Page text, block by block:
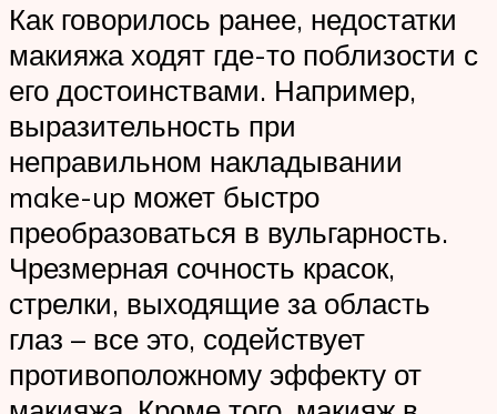
Как говорилось ранее, недостатки
макияжа ходят где-то поблизости с
его достоинствами. Например,
выразительность при
неправильном накладывании
make-up может быстро
преобразоваться в вульгарность.
Чрезмерная сочность красок,
стрелки, выходящие за область
глаз – все это, содействует
противоположному эффекту от